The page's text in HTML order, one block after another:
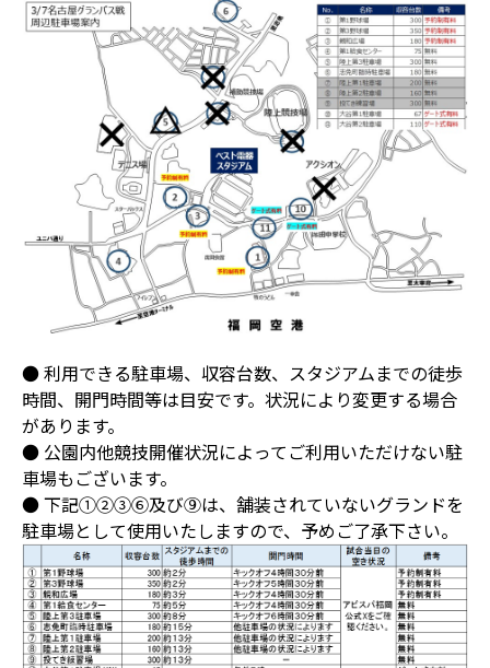
● 利用できる駐車場、収容台数、スタジアムまでの徒歩
時間、開門時間等は目安です。状況により変更する場合
があります。
● 公園内他競技開催状況によってご利用いただけない駐
車場もございます。
● 下記①②③⑥及び⑨は、舗装されていないグランドを
駐車場として使用いたしますので、予めご了承下さい。